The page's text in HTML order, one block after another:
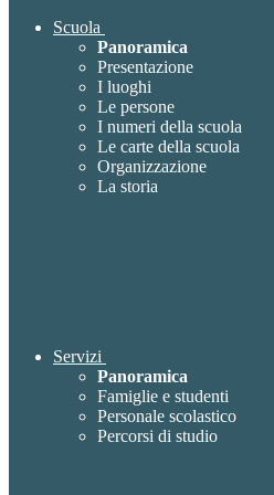
Scuola
Panoramica
Presentazione
I luoghi
Le persone
I numeri della scuola
Le carte della scuola
Organizzazione
La storia
Servizi
Panoramica
Famiglie e studenti
Personale scolastico
Percorsi di studio